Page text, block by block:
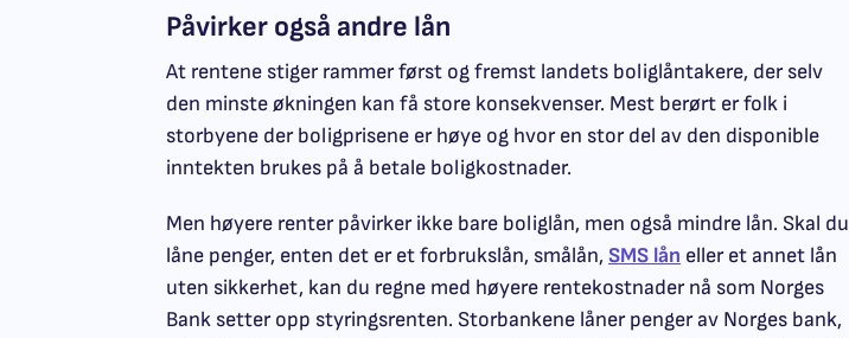
Send omtale
Påvirker også andre lån
At rentene stiger rammer først og fremst landets boliglåntakere, der selv
den minste økningen kan få store konsekvenser. Mest berørt er folk i
storbyene der boligprisene er høye og hvor en stor del av den disponible
inntekten brukes på å betale boligkostnader.
Men høyere renter påvirker ikke bare boliglån, men også mindre lån. Skal du
låne penger, enten det er et forbrukslån, smålån, SMS lån eller et annet lån
uten sikkerhet, kan du regne med høyere rentekostnader nå som Norges
Bank setter opp styringsrenten. Storbankene låner penger av Norges bank,